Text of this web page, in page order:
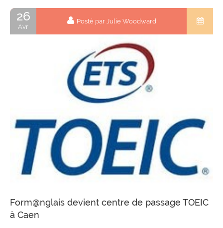
26
Avr
Posté par Julie Woodward
Form@nglais devient centre de passage TOEIC
à Caen